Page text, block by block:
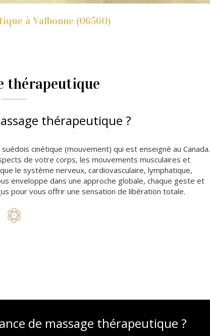
à Valbonne (06560)
thérapeutique
thérapeutique ?
cinétique (mouvement) qui est enseigné au Canada.
de votre corps, les mouvements musculaires et
le système nerveux, cardiovasculaire, lymphatique,
enveloppe dans une approche globale, chaque geste et
pour vous offrir une sensation de libération totale.
de massage thérapeutique ?